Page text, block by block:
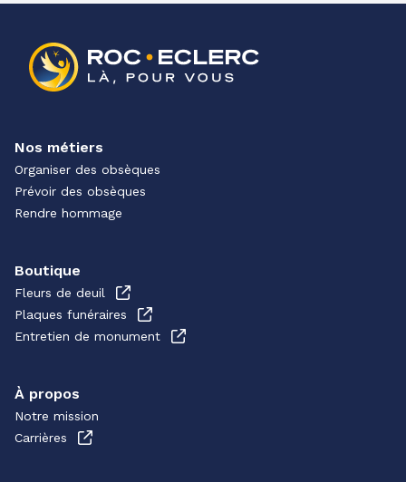
Nos métiers
Organiser des obsèques
Prévoir des obsèques
Rendre hommage
Boutique
Fleurs de deuil
Plaques funéraires
Entretien de monument
À propos
Notre mission
Carrières